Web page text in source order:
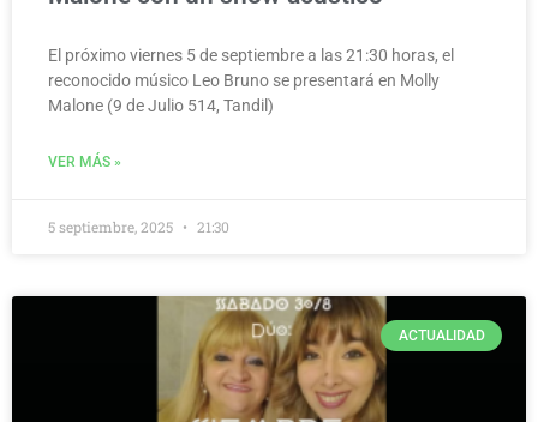
El próximo viernes 5 de septiembre a las 21:30 horas, el
reconocido músico Leo Bruno se presentará en Molly
Malone (9 de Julio 514, Tandil)
VER MÁS »
5 septiembre, 2025 21:30
ACTUALIDAD